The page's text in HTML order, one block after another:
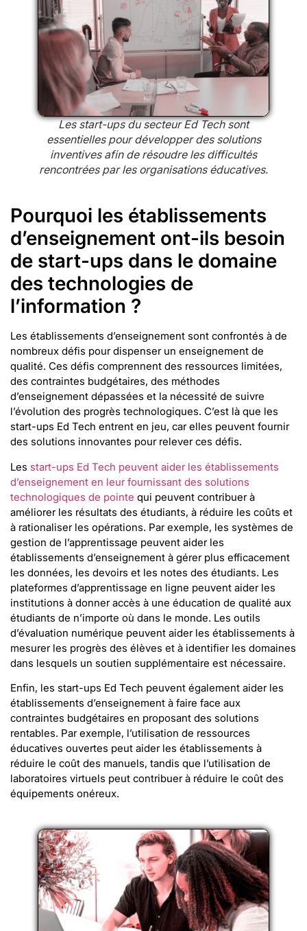
Les start-ups du secteur Ed Tech sont
essentielles pour développer des solutions
inventives afin de résoudre les difficultés
rencontrées par les organisations éducatives.
Pourquoi les établissements
d’enseignement ont-ils besoin
de start-ups dans le domaine
des technologies de
l’information ?
Les établissements d’enseignement sont confrontés à de
nombreux défis pour dispenser un enseignement de
qualité. Ces défis comprennent des ressources limitées,
des contraintes budgétaires, des méthodes
d’enseignement dépassées et la nécessité de suivre
l’évolution des progrès technologiques. C’est là que les
start-ups Ed Tech entrent en jeu, car elles peuvent fournir
des solutions innovantes pour relever ces défis.
Les start-ups Ed Tech peuvent aider les établissements
d’enseignement en leur fournissant des solutions
technologiques de pointe qui peuvent contribuer à
améliorer les résultats des étudiants, à réduire les coûts et
à rationaliser les opérations. Par exemple, les systèmes de
gestion de l’apprentissage peuvent aider les
établissements d’enseignement à gérer plus efficacement
les données, les devoirs et les notes des étudiants. Les
plateformes d’apprentissage en ligne peuvent aider les
institutions à donner accès à une éducation de qualité aux
étudiants de n’importe où dans le monde. Les outils
d’évaluation numérique peuvent aider les établissements à
mesurer les progrès des élèves et à identifier les domaines
dans lesquels un soutien supplémentaire est nécessaire.
Enfin, les start-ups Ed Tech peuvent également aider les
établissements d’enseignement à faire face aux
contraintes budgétaires en proposant des solutions
rentables. Par exemple, l’utilisation de ressources
éducatives ouvertes peut aider les établissements à
réduire le coût des manuels, tandis que l’utilisation de
laboratoires virtuels peut contribuer à réduire le coût des
équipements onéreux.